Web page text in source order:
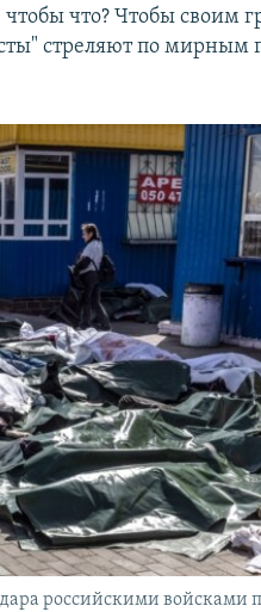
что? Чтобы своим
стреляют по мирным
российскими войсками